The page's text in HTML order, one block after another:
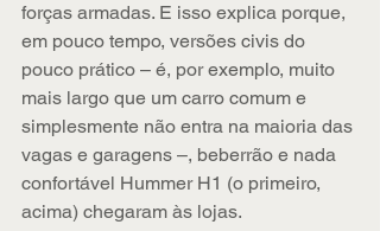
forças armadas. E isso explica porque,
em pouco tempo, versões civis do
pouco prático – é, por exemplo, muito
mais largo que um carro comum e
simplesmente não entra na maioria das
vagas e garagens –, beberrão e nada
confortável Hummer H1 (o primeiro,
acima) chegaram às lojas.